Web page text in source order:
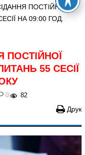
ПОСТІЙНОЇ
НА 09:00 ГОД.
ПОСТІЙНОЇ
55 СЕСІЇ
0 | 82
Друк